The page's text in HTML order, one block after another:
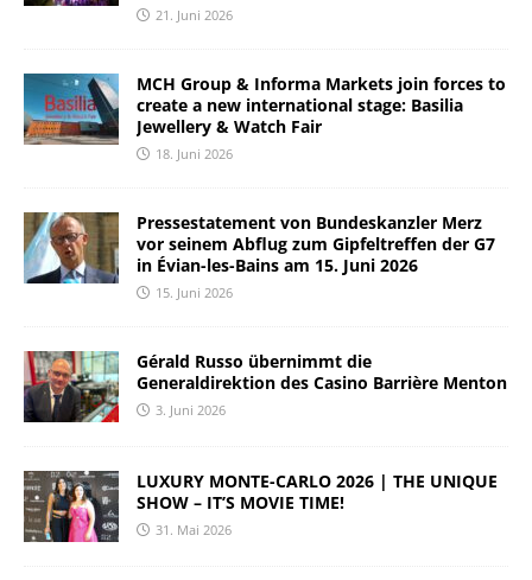
21. Juni 2026
MCH Group & Informa Markets join forces to
create a new international stage: Basilia
Jewellery & Watch Fair
18. Juni 2026
Pressestatement von Bundeskanzler Merz
vor seinem Abflug zum Gipfeltreffen der G7
in Évian-les-Bains am 15. Juni 2026
15. Juni 2026
Gérald Russo übernimmt die
Generaldirektion des Casino Barrière Menton
3. Juni 2026
LUXURY MONTE-CARLO 2026 | THE UNIQUE
SHOW – IT’S MOVIE TIME!
31. Mai 2026